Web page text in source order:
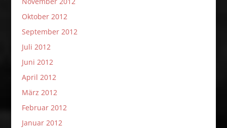
Oktober 2012
September 2012
Juli 2012
Juni 2012
April 2012
März 2012
Februar 2012
Januar 2012